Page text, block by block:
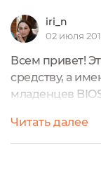
iri_n
02 июля
Всем привет!
средству, а
младенцев
натуральное. Я
средству
Читать далее